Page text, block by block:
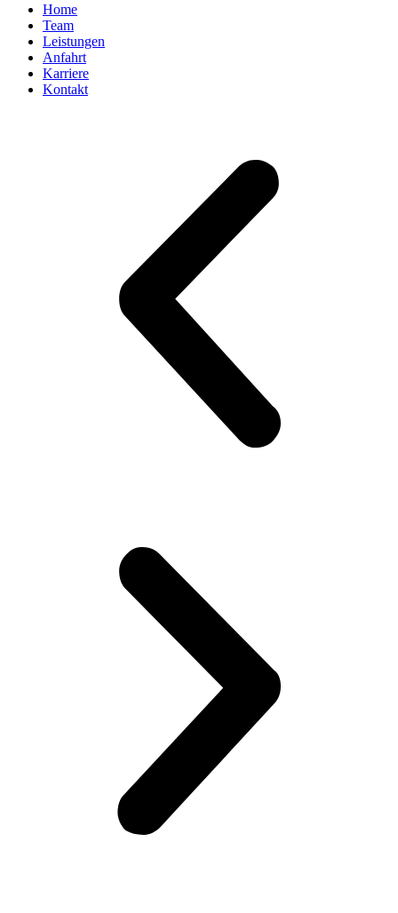
Home
Team
Leistungen
Anfahrt
Karriere
Kontakt